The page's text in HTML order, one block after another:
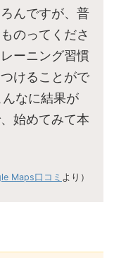
んですが、普
のってくださ
ーニング習慣
けることがで
んなに結果が
始めてみて本
Maps口コミ より）